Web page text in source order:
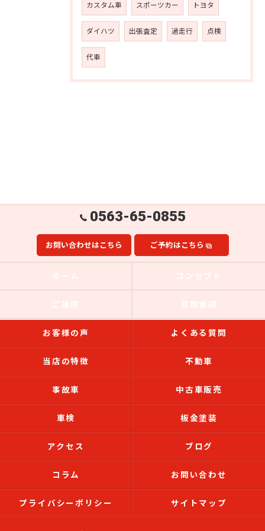
カスタム車 スポーツカー トヨタ
ダイハツ 出張査定 過走行 点検
代車
0563-65-0855
お問い合わせはこちら ご予約はこちら
お客様の声 よくある質問
当店の特徴 不動車
事故車 中古車販売
車検 板金塗装
アクセス ブログ
コラム お問い合わせ
プライバシーポリシー サイトマップ